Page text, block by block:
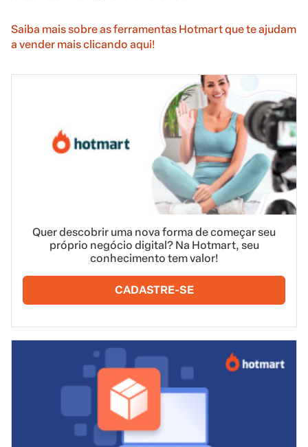
Saiba mais sobre as ferramentas Hotmart que te ajudam
a vender mais clicando aqui!
Quer descobrir uma nova forma de começar seu
próprio negócio digital? Na Hotmart, seu
conhecimento tem valor!
CADASTRE-SE